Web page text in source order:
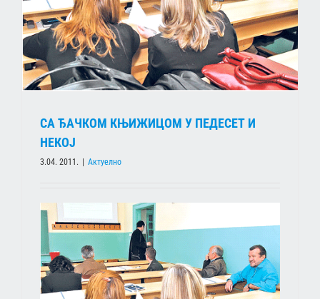
СА ЂАЧКОМ КЊИЖИЦОМ У ПЕДЕСЕТ И
НЕКОЈ
3.04. 2011. Актуелно